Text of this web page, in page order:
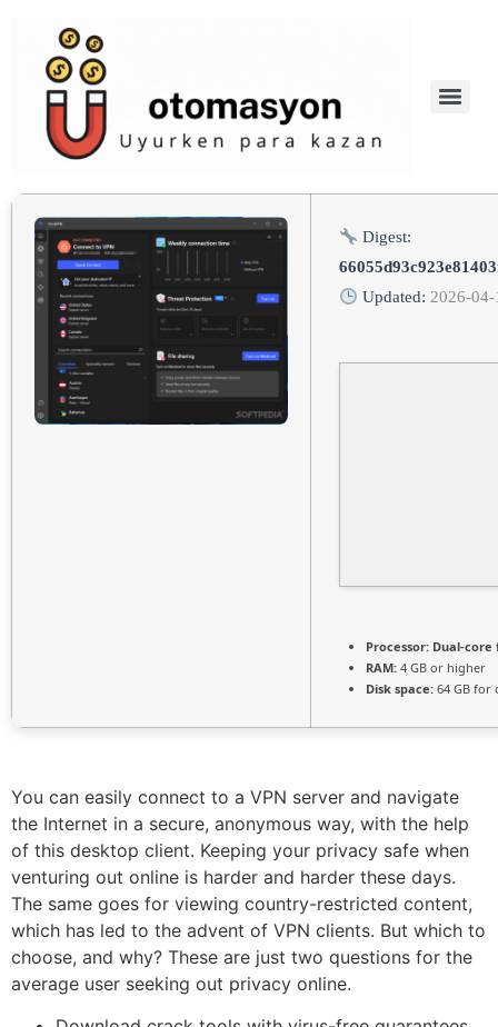
Digest:
Updated: 2026-04-
Processor: Dual-core
RAM: 4 GB or higher
Disk space: 64 GB for
You can easily connect to a VPN server and navigate
the Internet in a secure, anonymous way, with the help
of this desktop client. Keeping your privacy safe when
venturing out online is harder and harder these days.
The same goes for viewing country-restricted content,
which has led to the advent of VPN clients. But which to
choose, and why? These are just two questions for the
average user seeking out privacy online.